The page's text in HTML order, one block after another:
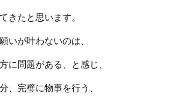
きたと思います。
いが叶わないのは、
に問題がある、と感じ、
、完璧に物事を行う、